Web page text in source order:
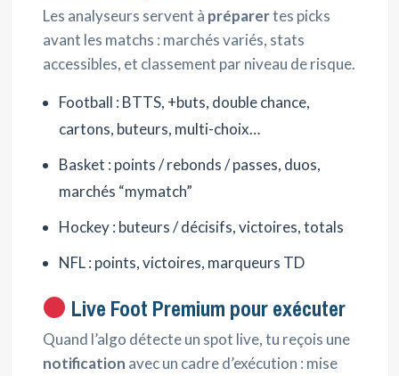
Les analyseurs servent à préparertes picks
avant les matchs : marchés variés, stats
accessibles, et classement par niveau de risque.
Football : BTTS, +buts, double chance,
cartons, buteurs, multi-choix…
Basket : points / rebonds / passes, duos,
marchés “mymatch”
Hockey : buteurs / décisifs, victoires, totals
NFL : points, victoires, marqueurs TD
Live Foot Premium pour exécuter
Quand l’algo détecte un spot live, tu reçois une
notification avec un cadre d’exécution : mise